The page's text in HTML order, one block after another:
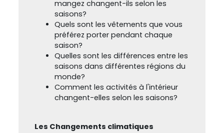
mangez changent-ils selon les
saisons?
Quels sont les vêtements que vous
préférez porter pendant chaque
saison?
Quelles sont les différences entre les
saisons dans différentes régions du
monde?
Comment les activités à l'intérieur
changent-elles selon les saisons?
Les Changements climatiques